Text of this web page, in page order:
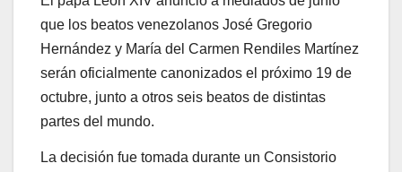
que los beatos venezolanos José Gregorio
Hernández y María del Carmen Rendiles Martínez
serán oficialmente canonizados el próximo 19 de
octubre, junto a otros seis beatos de distintas
partes del mundo.
La decisión fue tomada durante un Consistorio